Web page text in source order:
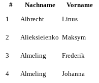
#
Nachname Vorname
1
Albrecht Linus
2 Alieksieienko Maksym
3 Almeling Frederik
4 Almeling Johanna